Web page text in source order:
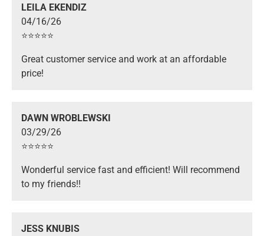
LEILA EKENDIZ
04/16/26
⭐️⭐️⭐️⭐️⭐️
Great customer service and work at an affordable
price!
DAWN WROBLEWSKI
03/29/26
⭐️⭐️⭐️⭐️⭐️
Wonderful service fast and efficient! Will recommend
to my friends!!
JESS KNUBIS